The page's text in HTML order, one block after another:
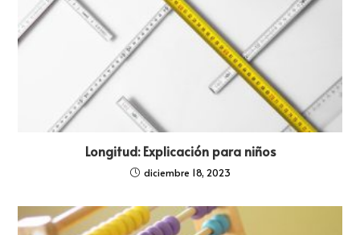
Longitud: Explicación para niños
diciembre 18, 2023